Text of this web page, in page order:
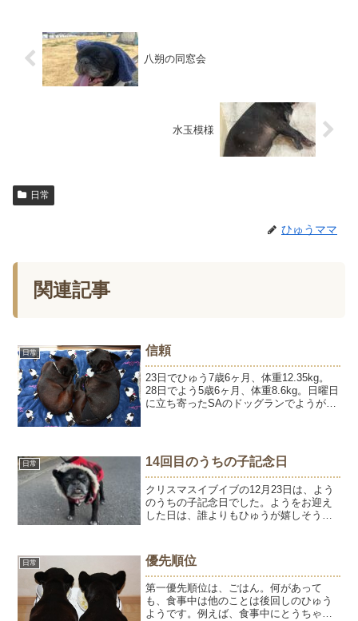
八朔の同窓会
水玉模様
日常
ひゅうママ
関連記事
日常 信頼
23日でひゅう7歳6ヶ月、体重12.35kg。
28日でよう5歳6ヶ月、体重8.6kg。日曜日
に立ち寄ったSAのドッグランでようがフ
り...
日常 14回目のうちの子記念日
クリスマスイブイブの12月23日は、よう
のうちの子記念日でした。ようをお迎え
した日は、誰よりもひゅうが嬉しそうだ
う。あなたたちのおかげで、彩り豊かな
人生になりました。ひゅ...
日常 優先順位
第一優先順位は、ごはん。何があって
も、食事中は他のことは後回しのひゅう
ようです。例えば、食事中にとうちゃん